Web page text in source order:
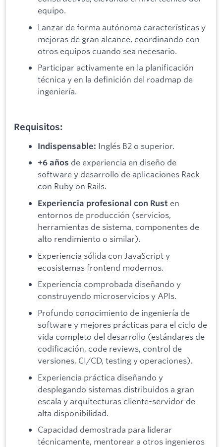
equipo.
Lanzar de forma autónoma características y
mejoras de gran alcance, coordinando con
otros equipos cuando sea necesario.
Participar activamente en la planificación
técnica y en la definición del roadmap de
ingeniería.
Requisitos:
Indispensable: Inglés B2 o superior.
+6 años de experiencia en diseño de
software y desarrollo de aplicaciones Rack
con Ruby on Rails.
Experiencia profesional con Rust en
entornos de producción (servicios,
herramientas de sistema, componentes de
alto rendimiento o similar).
Experiencia sólida con JavaScript y
ecosistemas frontend modernos.
Experiencia comprobada diseñando y
construyendo microservicios y APIs.
Profundo conocimiento de ingeniería de
software y mejores prácticas para el ciclo de
vida completo del desarrollo (estándares de
codificación, code reviews, control de
versiones, CI/CD, testing y operaciones).
Experiencia práctica diseñando y
desplegando sistemas distribuidos a gran
escala y arquitecturas cliente-servidor de
alta disponibilidad.
Capacidad demostrada para liderar
técnicamente, mentorear a otros ingenieros